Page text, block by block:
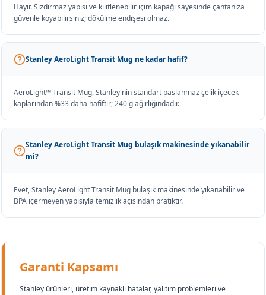
Hayır. Sızdırmaz yapısı ve kilitlenebilir içim kapağı sayesinde çantanıza
güvenle koyabilirsiniz; dökülme endişesi olmaz.
Stanley AeroLight Transit Mug ne kadar hafif?
AeroLight™ Transit Mug, Stanley'nin standart paslanmaz çelik içecek
kaplarından %33 daha hafiftir; 240 g ağırlığındadır.
Stanley AeroLight Transit Mug bulaşık makinesinde yıkanabilir
mi?
Evet, Stanley AeroLight Transit Mug bulaşık makinesinde yıkanabilir ve
BPA içermeyen yapısıyla temizlik açısından pratiktir.
Garanti Kapsamı
Stanley ürünleri, üretim kaynaklı hatalar, yalıtım problemleri ve